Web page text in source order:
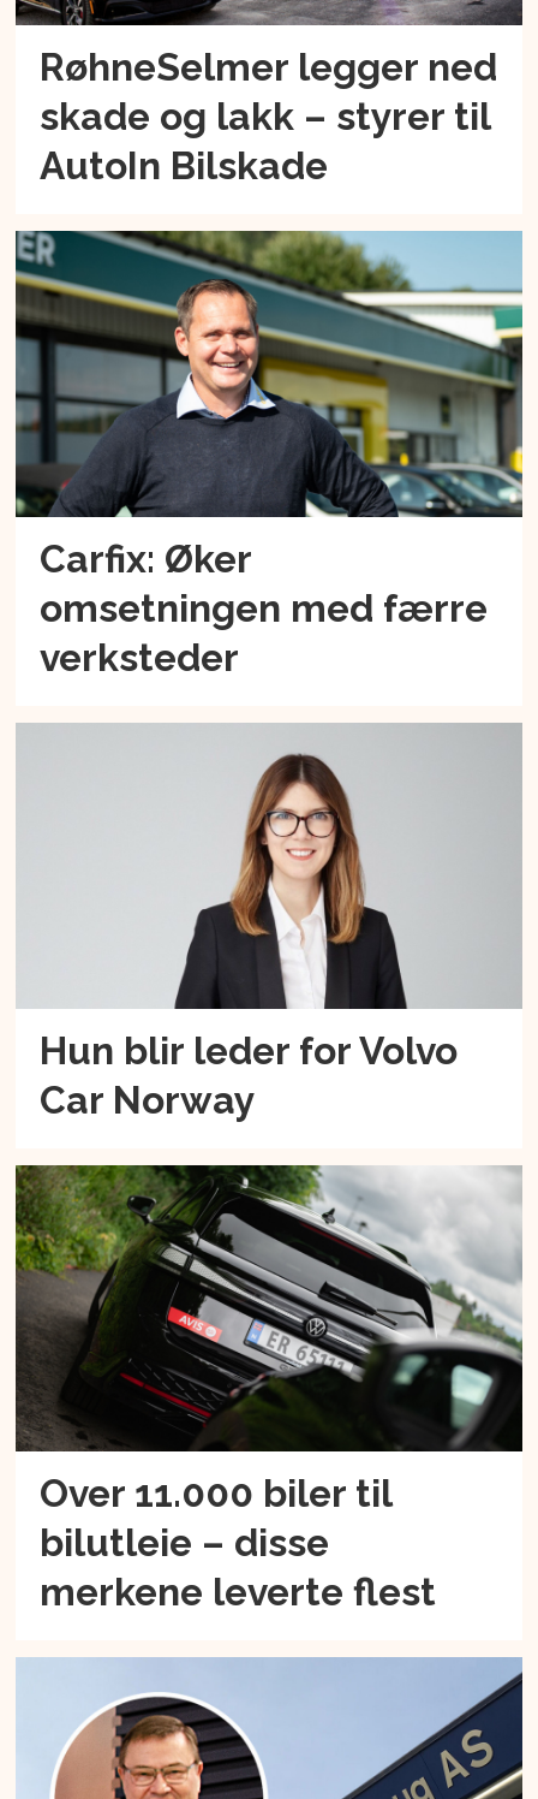
RøhneSelmer legger ned
skade og lakk – styrer til
AutoIn Bilskade
Carfix: Øker
omsetningen med færre
verksteder
Hun blir leder for Volvo
Car Norway
Over 11.000 biler til
bilutleie – disse
merkene leverte flest